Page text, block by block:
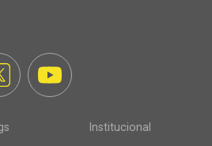
Institucional